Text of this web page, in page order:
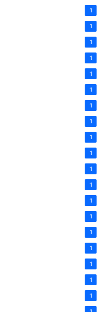
1
1
1
1
1
1
1
1
1
1
1
1
1
1
1
1
1
1
1